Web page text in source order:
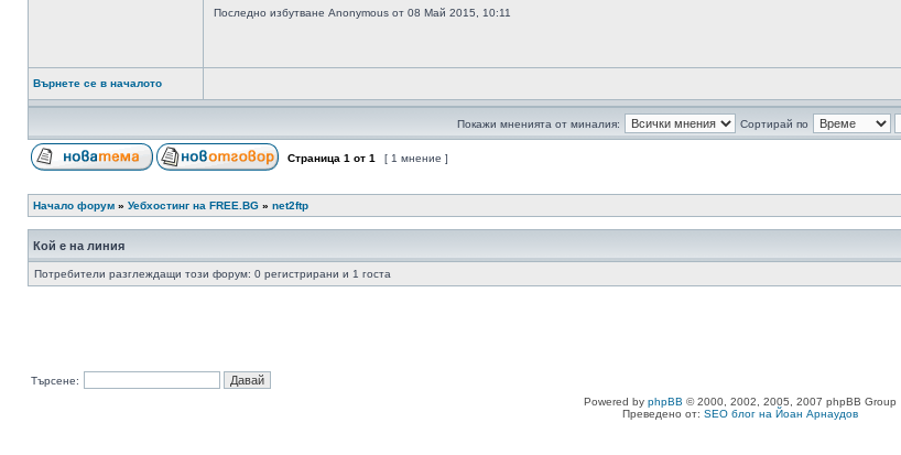
Последно избутване Anonymous от 08 Май 2015, 10:11
Върнете се в началото
Покажи мненията от миналия: Сортирай по
Страница 1 от 1 [ 1 мнение ]
Начало форум » Уебхостинг на FREE.BG » net2ftp
Кой е на линия
Потребители разглеждащи този форум: 0 регистрирани и 1 госта
Търсене:
Powered by phpBB © 2000, 2002, 2005, 2007 phpBB Group
Преведено от: SEO блог на Йоан Арнаудов